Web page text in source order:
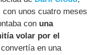
unos cuatro meses
con una
volar por el
en una